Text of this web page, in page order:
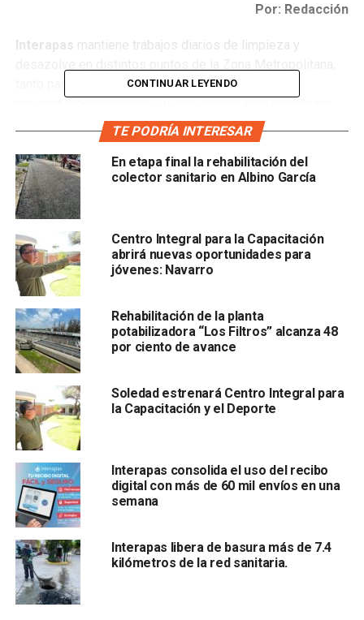
Por: Redacción
Interapas mantiene trabajos diarios de limpieza y
tanto para atender reportes ciudadanos como para
En la zona sur, las cuadril las trabajaron sobre la calle
Toma de Granaditas de la colonia Constitución, donde el
drenaje principal estaba bloqueado por tierra, lodo, azolve
y basura acumulada. Tras la limpieza, la red sanitaria
recuperó su funcionamiento normal.
También se atendió una fuga de aguas residuales en calle
Siria, en la colonia Simón Díaz, además de realizar labores
preventivas de limpieza en las calles Kepler y Curie, en la
colonia Progreso.
En la zona norte se realizaron trabajos en avenida Benito
Juárez de El Mezquital; Benito Quezada en Wenceslao
Victoria; y en el cruce de Papagayos y Gorrión, la colonia
Las Julias, donde se liberó el flujo en la red sanitaria.
En el municipio d
también se realizaron trabajos de limpieza y desazolve en
CONTINUAR LEYENDO
TE PODRÍA INTERESAR
En etapa final la rehabilitación del
colector sanitario en Albino García
Centro Integral para la Capacitación
abrirá nuevas oportunidades para
jóvenes: Navarro
Rehabilitación de la planta
potabilizadora “Los Filtros” alcanza 48
por ciento de avance
Soledad estrenará Centro Integral para
la Capacitación y el Deporte
Interapas consolida el uso del recibo
digital con más de 60 mil envíos en una
semana
Interapas libera de basura más de 7.4
kilómetros de la red sanitaria.